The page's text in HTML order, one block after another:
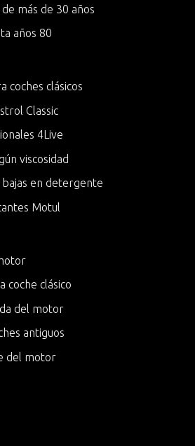
más de 30 años
años 80
coches clásicos
Classic
4Live
viscosidad
bajas en detergente
Motul
coche clásico
del motor
antiguos
del motor